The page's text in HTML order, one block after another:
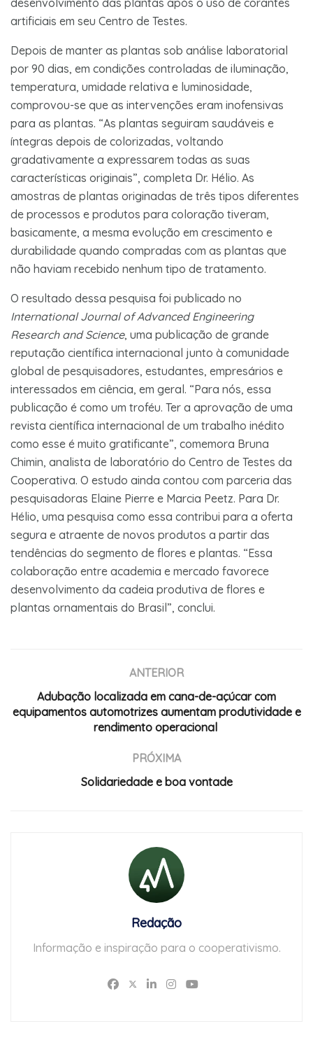
artificiais em seu Centro de Testes.
Depois de manter as plantas sob análise laboratorial
por 90 dias, em condições controladas de iluminação,
temperatura, umidade relativa e luminosidade,
comprovou-se que as intervenções eram inofensivas
para as plantas. “As plantas seguiram saudáveis e
íntegras depois de colorizadas, voltando
gradativamente a expressarem todas as suas
características originais”, completa Dr. Hélio. As
amostras de plantas originadas de três tipos diferentes
de processos e produtos para coloração tiveram,
basicamente, a mesma evolução em crescimento e
durabilidade quando compradas com as plantas que
não haviam recebido nenhum tipo de tratamento.
O resultado dessa pesquisa foi publicado no
International Journal of Advanced Engineering
Research and Science, uma publicação de grande
reputação científica internacional junto à comunidade
global de pesquisadores, estudantes, empresários e
interessados em ciência, em geral. “Para nós, essa
publicação é como um troféu. Ter a aprovação de uma
revista científica internacional de um trabalho inédito
como esse é muito gratificante”, comemora Bruna
Chimin, analista de laboratório do Centro de Testes da
Cooperativa. O estudo ainda contou com parceria das
pesquisadoras Elaine Pierre e Marcia Peetz. Para Dr.
Hélio, uma pesquisa como essa contribui para a oferta
segura e atraente de novos produtos a partir das
tendências do segmento de flores e plantas. “Essa
colaboração entre academia e mercado favorece
desenvolvimento da cadeia produtiva de flores e
plantas ornamentais do Brasil”, conclui.
ANTERIOR
Adubação localizada em cana-de-açúcar com
equipamentos automotrizes aumentam produtividade e
rendimento operacional
PRÓXIMA
Solidariedade e boa vontade
Redação
Informação e inspiração para o cooperativismo.